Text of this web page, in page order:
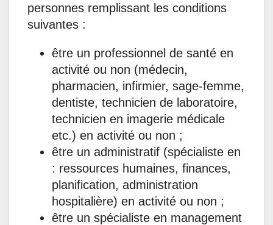
personnes remplissant les conditions
suivantes :
être un professionnel de santé en
activité ou non (médecin,
pharmacien, infirmier, sage-femme,
dentiste, technicien de laboratoire,
technicien en imagerie médicale
etc.) en activité ou non ;
être un administratif (spécialiste en
: ressources humaines, finances,
planification, administration
hospitalière) en activité ou non ;
être un spécialiste en management